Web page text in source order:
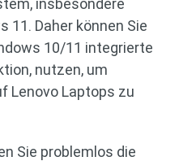
insbesondere
11. Daher können Sie
10/11 integrierte
nutzen, um
Lenovo Laptops zu
Sie problemlos die